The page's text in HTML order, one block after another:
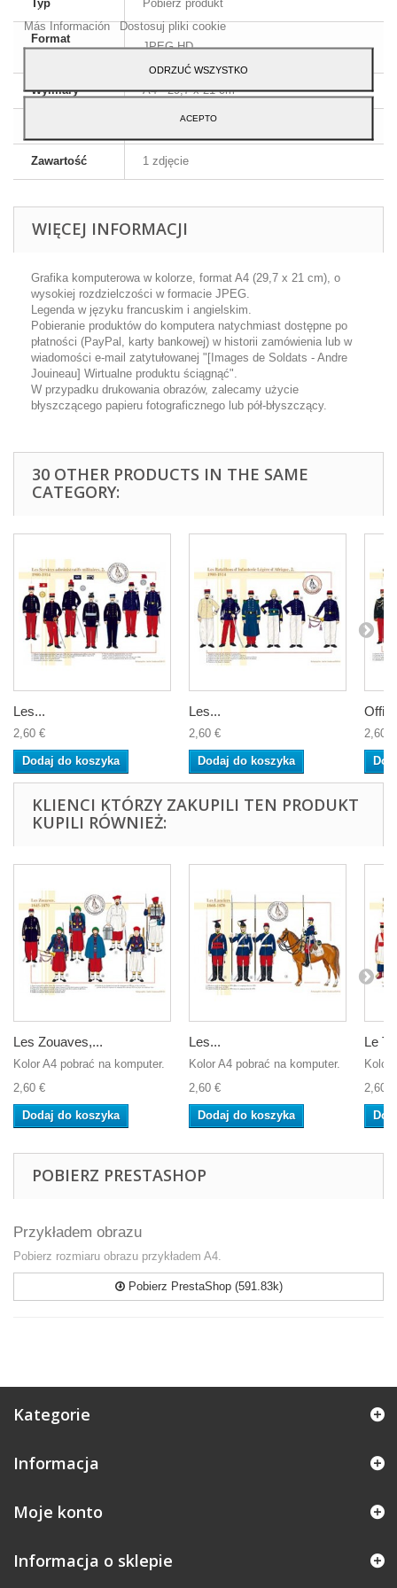
Typ Pobierz produkt
Format
JPEG HD
Wymiary A4 - 29,7 x 21 cm
Angielski i francuski
Zawartość 1 zdjęcie
WIĘCEJ INFORMACJI
Grafika komputerowa w kolorze, format A4 (29,7 x 21 cm), o
wysokiej rozdzielczości w formacie JPEG.
Legenda w języku francuskim i angielskim.
Pobieranie produktów do komputera natychmiast dostępne po
płatności (PayPal, karty bankowej) w historii zamówienia lub w
wiadomości e-mail zatytułowanej "[Images de Soldats - Andre
Jouineau] Wirtualne produktu ściągnąć".
W przypadku drukowania obrazów, zalecamy użycie
błyszczącego papieru fotograficznego lub pół-błyszczący.
30 OTHER PRODUCTS IN THE SAME
CATEGORY:
Les...
2,60 €
Dodaj do koszyka
Les...
2,60 €
Dodaj do koszyka
2,60 €
KLIENCI KTÓRZY ZAKUPILI TEN PRODUKT
KUPILI RÓWNIEŻ:
Les Zouaves,...
Kolor A4 pobrać na komputer.
2,60 €
Dodaj do koszyka
Les...
Kolor A4 pobrać na komputer.
2,60 €
Dodaj do koszyka
Le
Kolor
2,60 €
POBIERZ PRESTASHOP
Przykładem obrazu
Pobierz rozmiaru obrazu przykładem A4.
Pobierz PrestaShop (591.83k)
Kategorie
Informacja
Moje konto
Informacja o sklepie
Akceptuj.
Más Información Dostosuj pliki cookie
ODRZUĆ WSZYSTKO
ACEPTO